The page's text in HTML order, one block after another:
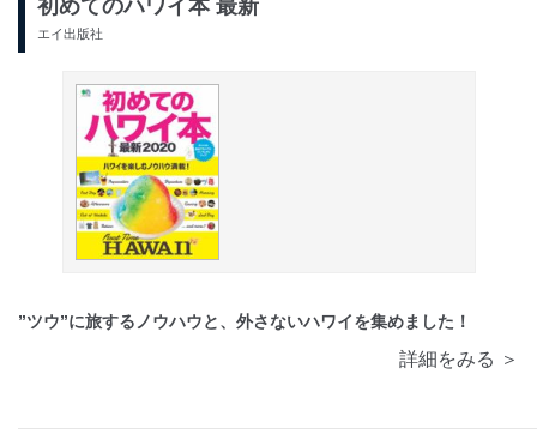
初めてのハワイ本 最新
エイ出版社
”ツウ”に旅するノウハウと、外さないハワイを集めました！
詳細をみる ＞